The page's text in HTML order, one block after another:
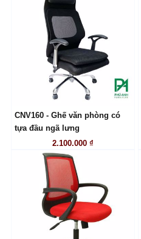
LIÊN HỆ
CNV160 - Ghế văn phòng có
tựa đầu ngã lưng
2.100.000 ₫